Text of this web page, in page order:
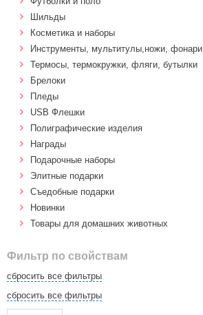
Шильды
Косметика и наборы
Инструменты, мультитулы,ножи, фонари
Термосы, термокружки, фляги, бутылки
Брелоки
Пледы
USB Флешки
Полиграфические изделия
Награды
Подарочные наборы
Элитные подарки
Cъедобные подарки
Новинки
Товары для домашних животных
Фильтр по свойствам
сбросить все фильтры
сбросить все фильтры